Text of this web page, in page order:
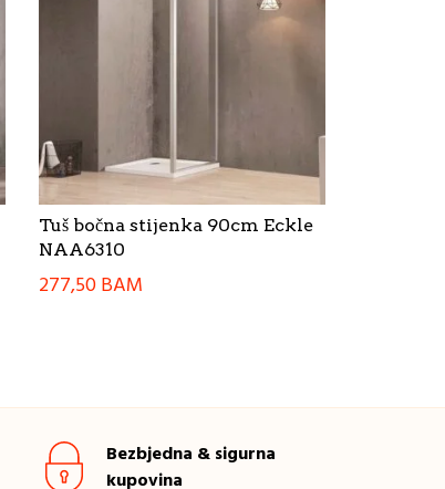
Tuš bočna stijenka 90cm Eckle
NAA6310
277,50BAM
Bezbjedna & sigurna
kupovina